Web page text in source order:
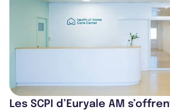
Les SCPI d’Euryale AM